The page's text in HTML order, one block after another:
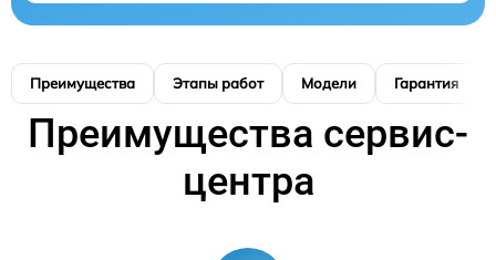
Преимущества Этапы работ Модели Гарантия
Преимущества сервис-
центра